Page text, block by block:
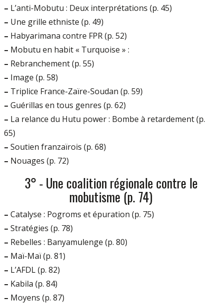
– L’anti-Mobutu : Deux interprétations (p. 45)
– Une grille ethniste (p. 49)
– Habyarimana contre FPR (p. 52)
– Mobutu en habit « Turquoise » :
– Rebranchement (p. 55)
– Image (p. 58)
– Triplice France-Zaïre-Soudan (p. 59)
– Guérillas en tous genres (p. 62)
– La relance du Hutu power : Bombe à retardement (p.
65)
– Soutien franzaïrois (p. 68)
– Nouages (p. 72)
3° - Une coalition régionale contre le
mobutisme (p. 74)
– Catalyse : Pogroms et épuration (p. 75)
– Stratégies (p. 78)
– Rebelles : Banyamulenge (p. 80)
– Maï-Maï (p. 81)
– L’AFDL (p. 82)
– Kabila (p. 84)
– Moyens (p. 87)